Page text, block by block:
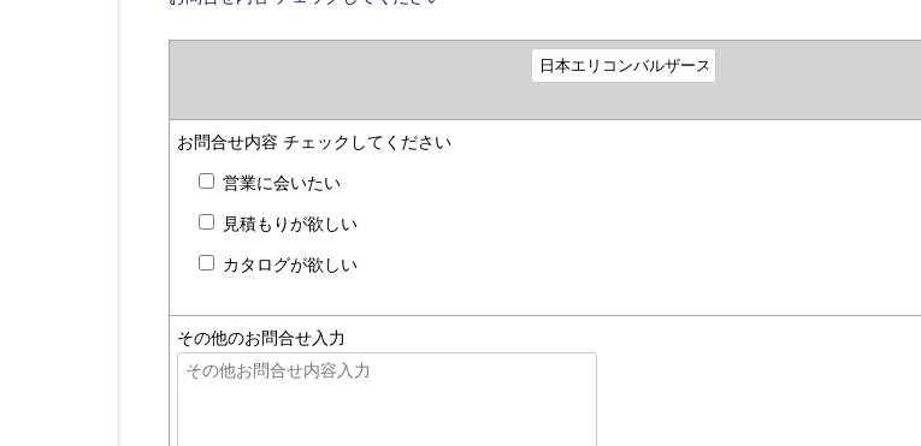
お問合せ内容 チェックしてください
営業に会いたい
見積もりが欲しい
カタログが欲しい
その他のお問合せ入力